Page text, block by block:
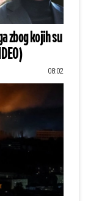
zbog kojih su
08:02